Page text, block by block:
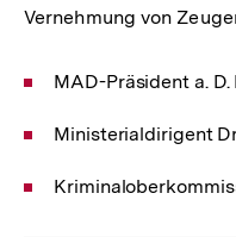
Vernehmung von
MAD-Präsident a.
Ministerialdirigent